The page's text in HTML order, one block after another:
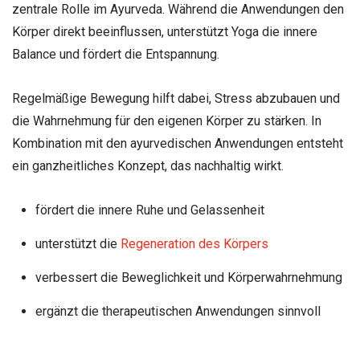
zentrale Rolle im Ayurveda. Während die Anwendungen den
Körper direkt beeinflussen, unterstützt Yoga die innere
Balance und fördert die Entspannung.
Regelmäßige Bewegung hilft dabei, Stress abzubauen und
die Wahrnehmung für den eigenen Körper zu stärken. In
Kombination mit den ayurvedischen Anwendungen entsteht
ein ganzheitliches Konzept, das nachhaltig wirkt.
fördert die innere Ruhe und Gelassenheit
unterstützt die Regeneration des Körpers
verbessert die Beweglichkeit und Körperwahrnehmung
ergänzt die therapeutischen Anwendungen sinnvoll